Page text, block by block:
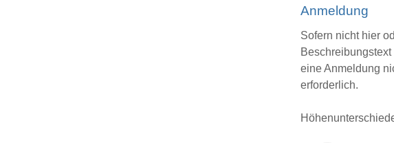
Anmeldung
Sofern nicht hier
eine Anmeldung
erforderlich.